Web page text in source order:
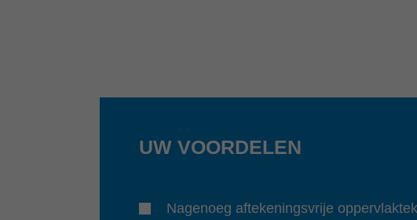
UW VOORDELEN
Nagenoeg aftekeningsvrije